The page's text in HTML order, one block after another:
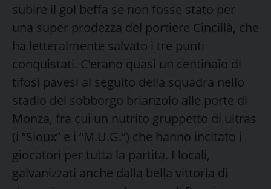
subire il gol beffa se non fosse stato per
una super prodezza del portiere Cincillà, che
ha letteralmente salvato i tre punti
conquistati. C’erano quasi un centinaio di
tifosi pavesi al seguito della squadra nello
stadio del sobborgo brianzolo alle porte di
Monza, fra cui un nutrito gruppetto di ultras
(i “Sioux” e i “M.U.G.”) che hanno incitato i
giocatori per tutta la partita. I locali,
galvanizzati anche dalla bella vittoria di